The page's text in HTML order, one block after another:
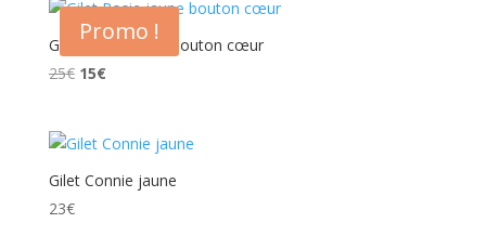
Promo !
Gilet Rosie jaune bouton cœur
25€ Le
était :
25€.
15€Le
est :
15€.
Gilet Connie jaune
23€